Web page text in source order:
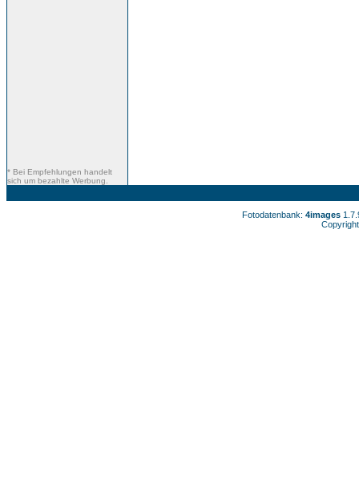
* Bei Empfehlungen handelt
sich um bezahlte Werbung.
Fotodatenbank: 4images